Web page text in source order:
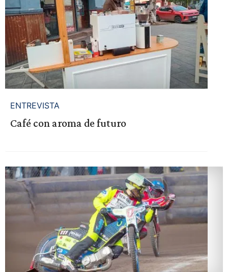
ENTREVISTA
Café con aroma de futuro